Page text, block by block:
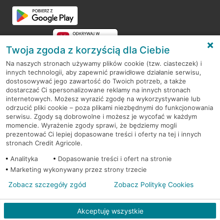
RODO
Regulamin serwisu
Mapa serwisu
PolitykaCookies
© 2026 Credit Agricole Bank Polska S.A. Wszelkie prawa zastrzeżone
Twoja zgoda z korzyścią dla Ciebie
Na naszych stronach używamy plików cookie (tzw. ciasteczek) i
innych technologii, aby zapewnić prawidłowe działanie serwisu,
dostosowywać jego zawartość do Twoich potrzeb, a także
dostarczać Ci spersonalizowane reklamy na innych stronach
internetowych. Możesz wyrazić zgodę na wykorzystywanie lub
odrzucić pliki cookie – poza plikami niezbędnymi do funkcjonowania
serwisu. Zgody są dobrowolne i możesz je wycofać w każdym
momencie. Wyrażenie zgody sprawi, że będziemy mogli
prezentować Ci lepiej dopasowane treści i oferty na tej i innych
stronach Credit Agricole.
Analityka
Dopasowanie treści i ofert na stronie
Marketing wykonywany przez strony trzecie
Akceptuję wszystkie
Zobacz szczegóły zgód Zobacz Politykę Cookies